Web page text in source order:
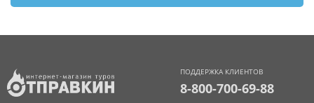
ПОДДЕРЖКА КЛИЕНТОВ
8-800-700-69-88